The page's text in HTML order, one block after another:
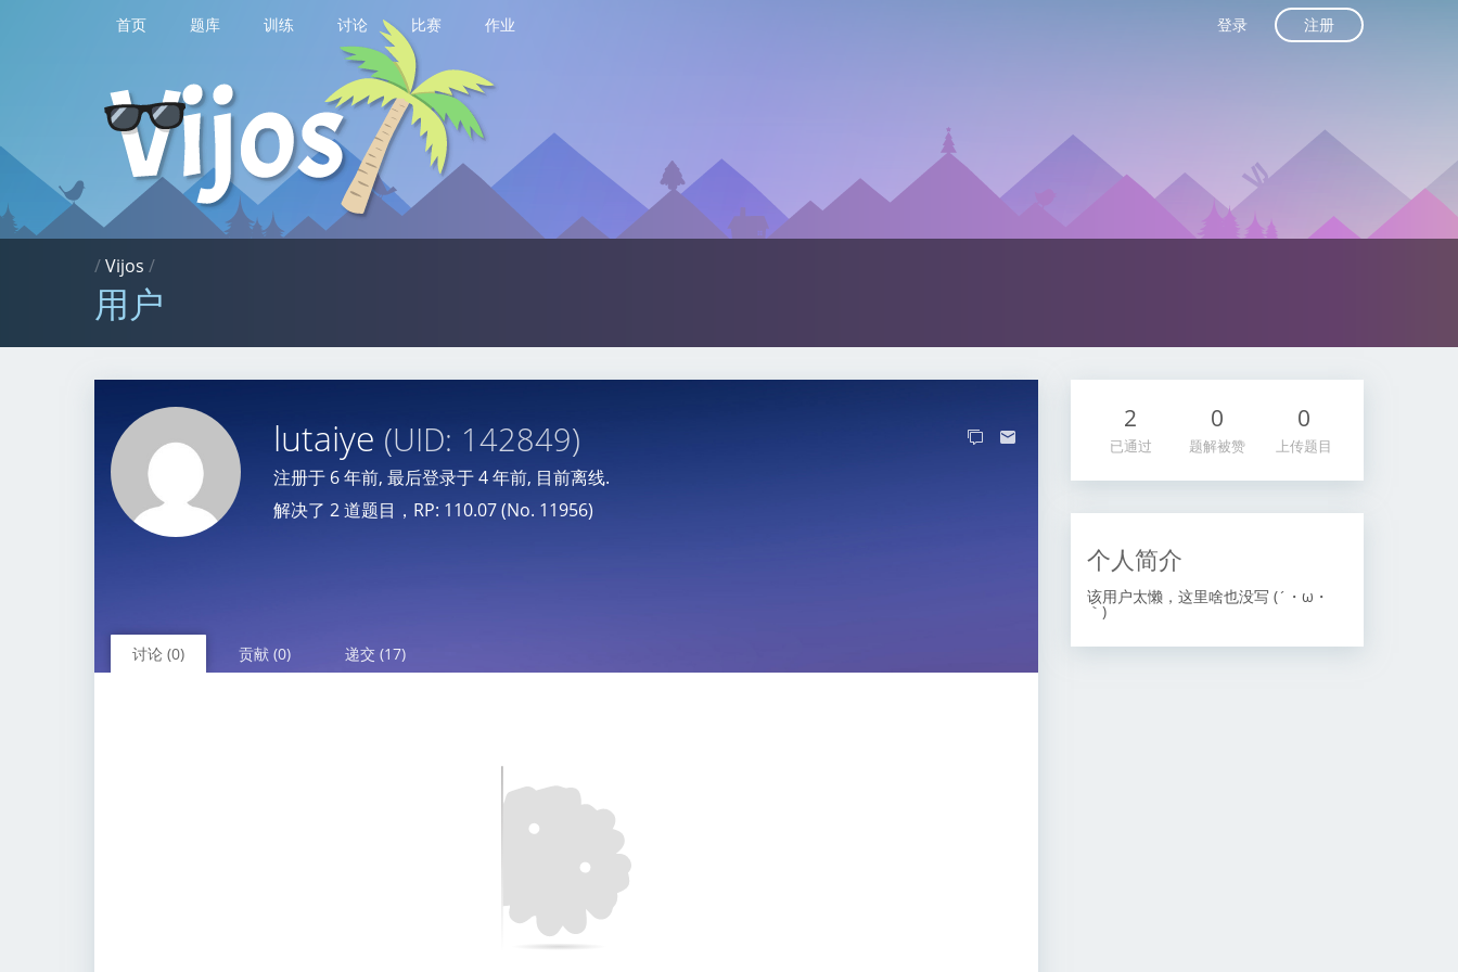
首页 题库 训练 讨论 比赛 作业 登录 注册
/Vijos /
用户
lutaiye (UID: 142849)
注册于 6 年前, 最后登录于4 年前, 目前离线.
解决了 2 道题目，RP: 110.07 (No. 11956)
讨论 (0) 贡献 (0) 递交 (17)
2
已通过
0
题解被赞
0
上传题目
个人简介
该用户太懒，这里啥也没写 (´・ω・
｀)